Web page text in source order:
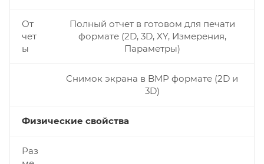
От
чет
ы
Полный отчет в готовом для печати
формате (2D, 3D, XY, Измерения,
Параметры)
Снимок экрана в BMP формате (2D и
3D)
Физические свойства
Раз